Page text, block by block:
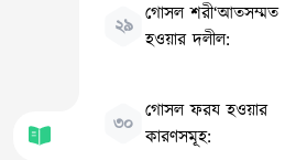
২৯
গোসল শরী‘আতসম্মত
হওয়ার দলীল:
৩০
গোসল ফরয হওয়ার
কারণসমূহ: